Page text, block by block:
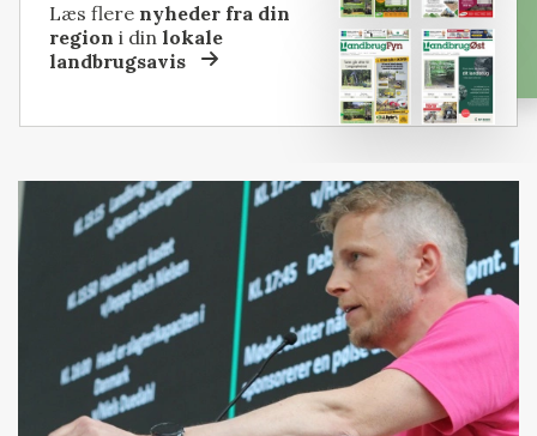
Læs flere nyheder fra din
region i dinlokale
landbrugsavis